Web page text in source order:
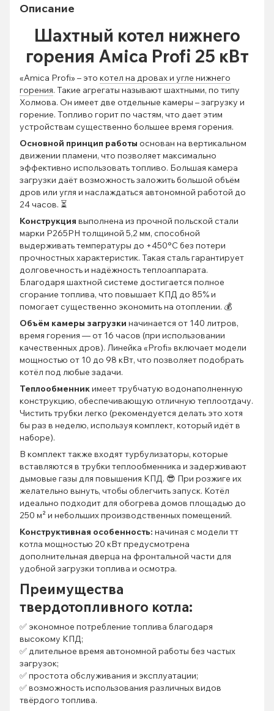
Описание
Шахтный котел нижнего
горения Аміса Profi 25 кВт
«Amica Profi» – это котел на дровах и угле нижнего
горения. Такие агрегаты называют шахтными, по типу
Холмова. Он имеет две отдельные камеры – загрузку и
горение. Топливо горит по частям, что дает этим
устройствам существенно большее время горения.
Основной принцип работы основан на вертикальном
движении пламени, что позволяет максимально
эффективно использовать топливо. Большая камера
загрузки даёт возможность заложить большой объём
дров или угля и наслаждаться автономной работой до
24 часов. ⏳
Конструкция выполнена из прочной польской стали
марки P265PH толщиной 5,2 мм, способной
выдерживать температуры до +450°С без потери
прочностных характеристик. Такая сталь гарантирует
долговечность и надёжность теплоаппарата.
Благодаря шахтной системе достигается полное
сгорание топлива, что повышает КПД до 85% и
помогает существенно экономить на отоплении. 💰
Объём камеры загрузки начинается от 140 литров,
время горения — от 16 часов (при использовании
качественных дров). Линейка «Profi» включает модели
мощностью от 10 до 98 кВт, что позволяет подобрать
котёл под любые задачи.
Теплообменникимеет трубчатую водонаполненную
конструкцию, обеспечивающую отличную теплоотдачу.
Чистить трубки легко (рекомендуется делать это хотя
бы раз в неделю, используя комплект, который идёт в
наборе).
В комплект также входят турбулизаторы, которые
вставляются в трубки теплообменника и задерживают
дымовые газы для повышения КПД. 😎 При розжиге их
желательно вынуть, чтобы облегчить запуск. Котёл
идеально подходит для обогрева домов площадью до
250 м² и небольших производственных помещений.
Конструктивная особенность: начиная с модели тт
котла мощностью 20 кВт предусмотрена
дополнительная дверца на фронтальной части для
удобной загрузки топлива и осмотра.
Преимущества
твердотопливного котла:
✅ экономное потребление топлива благодаря
высокому КПД;
✅ длительное время автономной работы без частых
загрузок;
✅ простота обслуживания и эксплуатации;
✅ возможность использования различных видов
твёрдого топлива.